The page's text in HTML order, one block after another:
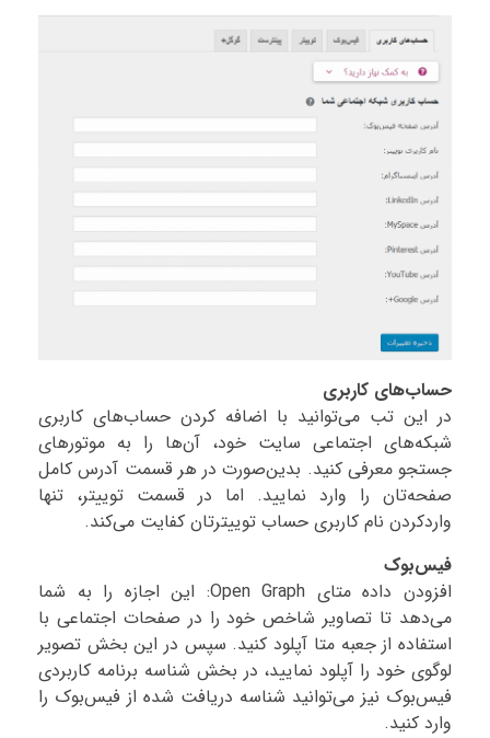
حساب‌های کاربری
در این تب می‌توانید با اضافه کردن حساب‌های کاربری
شبکه‌های اجتماعی سایت خود، آن‌ها را به موتورهای
جستجو معرفی کنید. بدین‌صورت در هر قسمت آدرس کامل
صفحه‌تان را وارد نمایید. اما در قسمت توییتر، تنها
واردکردن نام کاربری حساب توییترتان کفایت می‌کند.
فیس‌بوک
افزودن داده متای Open Graph: این اجازه را به شما
می‌دهد تا تصاویر شاخص خود را در صفحات اجتماعی با
استفاده از جعبه متا آپلود کنید. سپس در این بخش تصویر
لوگوی خود را آپلود نمایید، در بخش شناسه برنامه کاربردی
فیس‌بوک نیز می‌توانید شناسه دریافت شده از فیس‌بوک را
وارد کنید.